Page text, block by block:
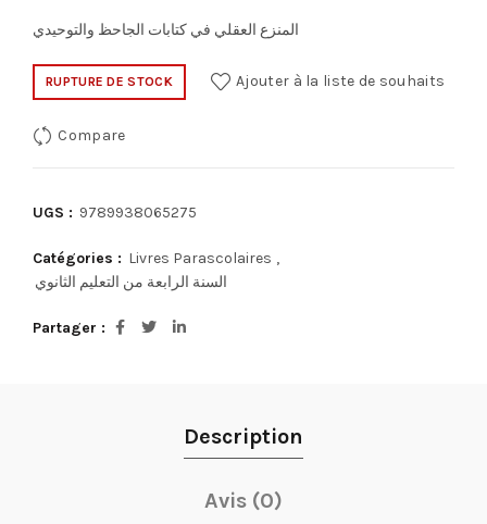
المنزع العقلي في كتابات الجاحظ والتوحيدي
RUPTURE DE STOCK Ajouter à la liste de souhaits
Compare
UGS : 9789938065275
Catégories : Livres Parascolaires ,
السنة الرابعة من التعليم الثانوي
Partager
Description
Avis (0)